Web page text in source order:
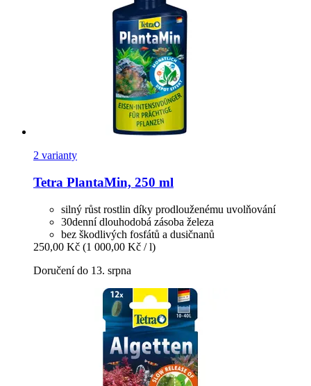
2 varianty
Tetra PlantaMin, 250 ml
silný růst rostlin díky prodlouženému uvolňování
30denní dlouhodobá zásoba železa
bez škodlivých fosfátů a dusičnanů
250,00 Kč (1 000,00 Kč / l)
Doručení do 13. srpna